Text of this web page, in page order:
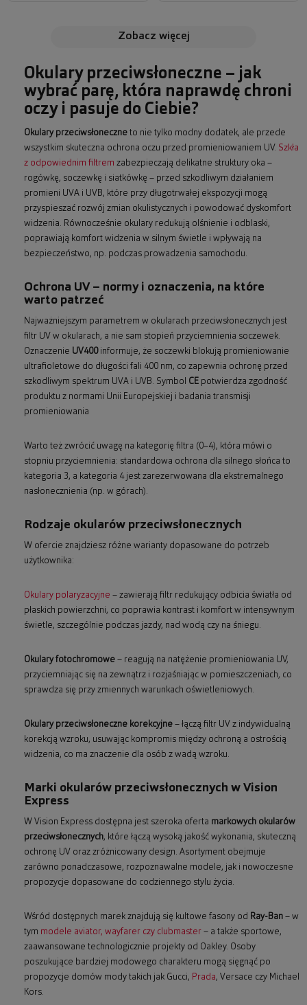
zobacz więcej
Okulary przeciwsłoneczne – jak
wybrać parę, która naprawdę chroni
oczy i pasuje do Ciebie?
Okulary przeciwsłoneczne to nie tylko modny dodatek, ale przede
wszystkim skuteczna ochrona oczu przed promieniowaniem UV. Szkła
z odpowiednim filtrem zabezpieczają delikatne struktury oka –
rogówkę, soczewkę i siatkówkę – przed szkodliwym działaniem
promieni UVA i UVB, które przy długotrwałej ekspozycji mogą
przyspieszać rozwój zmian okulistycznych i powodować dyskomfort
widzenia. Równocześnie okulary redukują olśnienie i odblaski,
poprawiają komfort widzenia w silnym świetle i wpływają na
bezpieczeństwo, np. podczas prowadzenia samochodu.
Ochrona UV – normy i oznaczenia, na które
warto patrzeć
Najważniejszym parametrem w okularach przeciwsłonecznych jest
filtr UV w okularach, a nie sam stopień przyciemnienia soczewek.
Oznaczenie UV400informuje, że soczewki blokują promieniowanie
ultrafioletowe do długości fali 400 nm, co zapewnia ochronę przed
szkodliwym spektrum UVA i UVB. Symbol CE potwierdza zgodność
produktu z normami Unii Europejskiej i badania transmisji
promieniowania
Warto też zwrócić uwagę na kategorię filtra (0–4), która mówi o
stopniu przyciemnienia: standardowa ochrona dla silnego słońca to
kategoria 3, a kategoria 4 jest zarezerwowana dla ekstremalnego
nasłonecznienia (np. w górach).
Rodzaje okularów przeciwsłonecznych
W ofercie znajdziesz różne warianty dopasowane do potrzeb
użytkownika:
Okulary polaryzacyjne – zawierają filtr redukujący odbicia światła od
płaskich powierzchni, co poprawia kontrast i komfort w intensywnym
świetle, szczególnie podczas jazdy, nad wodą czy na śniegu.
Okulary fotochromowe – reagują na natężenie promieniowania UV,
przyciemniając się na zewnątrz i rozjaśniając w pomieszczeniach, co
sprawdza się przy zmiennych warunkach oświetleniowych.
Okulary przeciwsłoneczne korekcyjne – łączą filtr UV z indywidualną
korekcją wzroku, usuwając kompromis między ochroną a ostrością
widzenia, co ma znaczenie dla osób z wadą wzroku.
Marki okularów przeciwsłonecznych w Vision
Express
W Vision Express dostępna jest szeroka oferta markowych okularów
przeciwsłonecznych, które łączą wysoką jakość wykonania, skuteczną
ochronę UV oraz zróżnicowany design. Asortyment obejmuje
zarówno ponadczasowe, rozpoznawalne modele, jak i nowoczesne
propozycje dopasowane do codziennego stylu życia.
Wśród dostępnych marek znajdują się kultowe fasony od Ray-Ban – w
tym modele aviator, wayfarer czy clubmaster – a także sportowe,
zaawansowane technologicznie projekty od Oakley. Osoby
poszukujące bardziej modowego charakteru mogą sięgnąć po
propozycje domów mody takich jak Gucci, Prada, Versace czy Michael
Kors.